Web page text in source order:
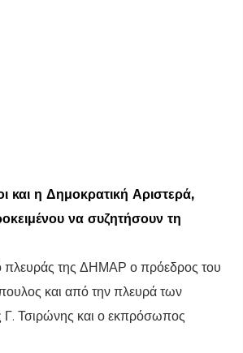
και η Δημοκρατική Αριστερά,
να συζητήσουν τη
πλευράς της ΔΗΜΑΡ ο πρόεδρος του
και από την πλευρά των
Γ. Τσιρώνης και ο εκπρόσωπος